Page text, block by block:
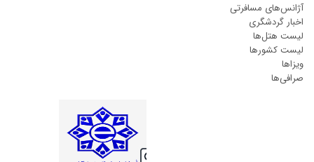
آژانس‌های مسافرتی
اخبار گردشگری
لیست هتل‌ها
لیست کشورها
ویزاها
صرافی‌ها